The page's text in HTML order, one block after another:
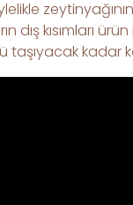
kısımları
taşıyacak kadar